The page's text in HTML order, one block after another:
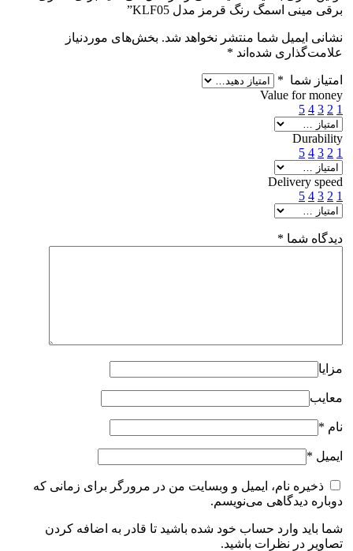
برقی مینی اسمگ رنگ قرمز مدل KLF05”
نشانی ایمیل شما منتشر نخواهد شد. بخش‌های موردنیاز
علامت‌گذاری شده‌اند *
امتیاز شما *
Value for money
1
2
3
4
5
Durability
1
2
3
4
5
Delivery speed
1
2
3
4
5
دیدگاه شما *
مزایا
معایب
نام *
ایمیل *
ذخیره نام، ایمیل و وبسایت من در مرورگر برای زمانی که
دوباره دیدگاهی می‌نویسم.
شما باید وارد حساب خود شده باشید تا قادر به اضافه کردن
تصاویر در نظرات باشید.